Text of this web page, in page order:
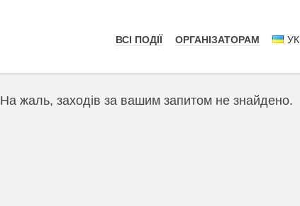
ВСІ ПОДІЇ ОРГАНІЗАТОРАМ УК
На жаль, заходів за вашим запитом не знайдено.